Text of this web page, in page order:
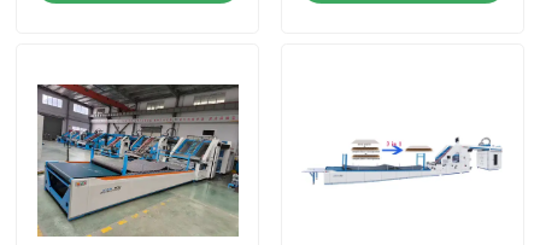
उत्पादों
वीआर शो